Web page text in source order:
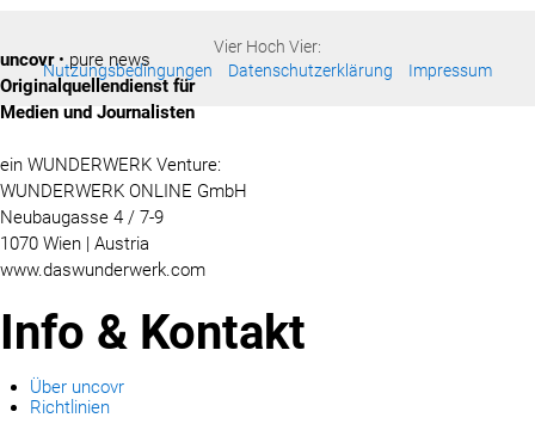
Vier Hoch Vier:
Nutzungsbedingungen
Datenschutzerklärung Impressum
uncovr• pure news
Originalquellendienst für
Medien und Journalisten
ein WUNDERWERK Venture:
WUNDERWERK ONLINE GmbH
Neubaugasse 4 / 7-9
1070 Wien | Austria
www.daswunderwerk.com
Info & Kontakt
Über uncovr
Richtlinien